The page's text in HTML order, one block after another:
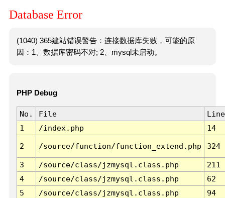
Database Error
(1040) 365建站错误警告：连接数据库失败，可能的原
因：1、数据库密码不对; 2、mysql未启动。
PHP Debug
No. File
Line
1
/index.php 14
2 /source/function/function_extend.php 324
3 /source/class/jzmysql.class.php
211
4
/source/class/jzmysql.class.php
62
5
/source/class/jzmysql.class.php
94